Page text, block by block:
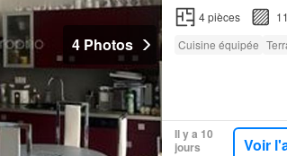
4 Photos
4pièces
Cuisine équipée
Il y a 10
jours
Voir